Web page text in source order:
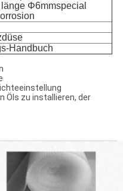
Φ6mmspecial
Handbuch
Öls zu installieren, der